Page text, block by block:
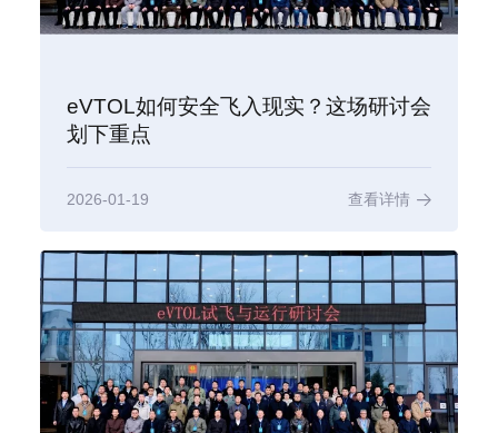
eVTOL如何安全飞入现实？这场研讨会
划下重点
2026-01-19 查看详情